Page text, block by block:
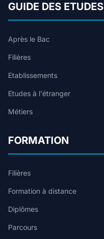
GUIDE DES ETUDES
Après le Bac
Filières
Etablissements
Etudes à l'étranger
Métiers
FORMATION
Filières
Formation à distance
Diplômes
Parcours